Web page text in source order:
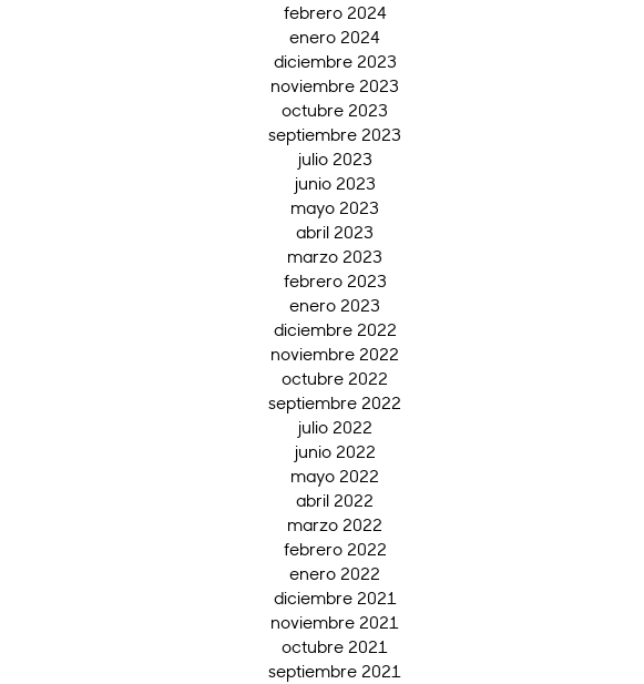
febrero 2024
enero 2024
diciembre 2023
noviembre 2023
octubre 2023
septiembre 2023
julio 2023
junio 2023
mayo 2023
abril 2023
marzo 2023
febrero 2023
enero 2023
diciembre 2022
noviembre 2022
octubre 2022
septiembre 2022
julio 2022
junio 2022
mayo 2022
abril 2022
marzo 2022
febrero 2022
enero 2022
diciembre 2021
noviembre 2021
octubre 2021
septiembre 2021